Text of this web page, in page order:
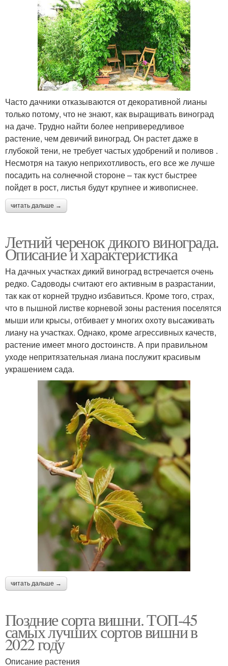
Часто дачники отказываются от декоративной лианы
только потому, что не знают, как выращивать виноград
на даче. Трудно найти более непривередливое
растение, чем девичий виноград. Он растет даже в
глубокой тени, не требует частых удобрений и поливов .
Несмотря на такую неприхотливость, его все же лучше
посадить на солнечной стороне – так куст быстрее
пойдет в рост, листья будут крупнее и живописнее.
читать дальше →
Летний черенок дикого винограда.
Описание и характеристика
На дачных участках дикий виноград встречается очень
редко. Садоводы считают его активным в разрастании,
так как от корней трудно избавиться. Кроме того, страх,
что в пышной листве корневой зоны растения поселятся
мыши или крысы, отбивает у многих охоту высаживать
лиану на участках. Однако, кроме агрессивных качеств,
растение имеет много достоинств. А при правильном
уходе непритязательная лиана послужит красивым
украшением сада.
читать дальше →
Поздние сорта вишни. ТОП-45
самых лучших сортов вишни в
2022 году
Описание растения